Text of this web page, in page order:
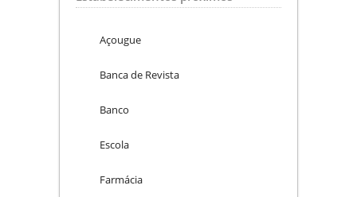
Açougue
Banca de Revista
Banco
Escola
Farmácia